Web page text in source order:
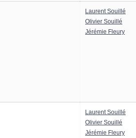
Laurent Souillé
Olivier Souillé
Jérémie Fleury
Laurent Souillé
Olivier Souillé
Jérémie Fleury